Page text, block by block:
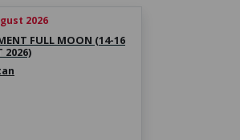
2026
FULL MOON (14-16
2026)